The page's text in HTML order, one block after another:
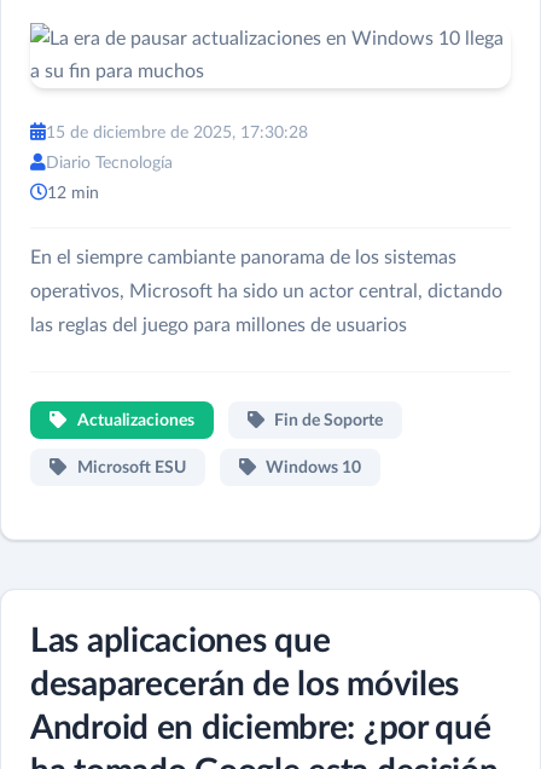
15 de diciembre de 2025, 17:30:28
Diario Tecnología
12 min
En el siempre cambiante panorama de los sistemas
operativos, Microsoft ha sido un actor central, dictando
las reglas del juego para millones de usuarios
Actualizaciones Fin de Soporte
Microsoft ESU Windows 10
Las aplicaciones que
desaparecerán de los móviles
Android en diciembre: ¿por qué